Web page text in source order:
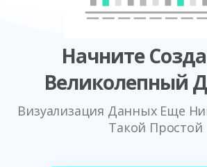
Начните
Великолепный
Визуализация Данных Еще
Такой Простой